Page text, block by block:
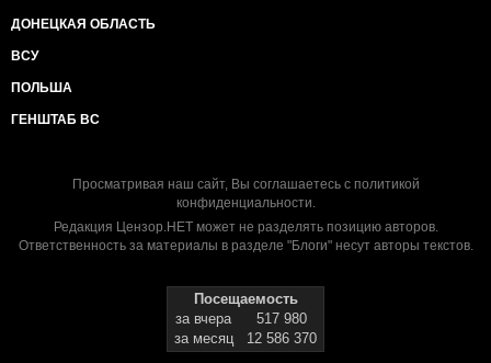
ДОНЕЦКАЯ ОБЛАСТЬ
ВСУ
ПОЛЬША
ГЕНШТАБ ВС
Просматривая наш сайт, Вы соглашаетесь с политикой
конфиденциальности.
Редакция Цензор.НЕТ может не разделять позицию авторов.
Ответственность за материалы в разделе "Блоги" несут авторы текстов.
Посещаемость
за вчера
517 980
за месяц
12 586 370